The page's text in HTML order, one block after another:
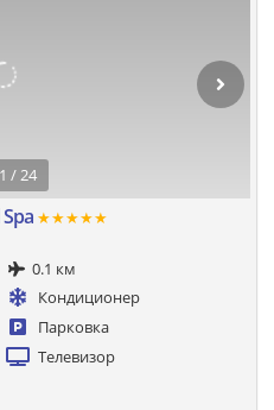
1 / 24
★★★★★
0.1 км
Кондиционер
Парковка
Телевизор